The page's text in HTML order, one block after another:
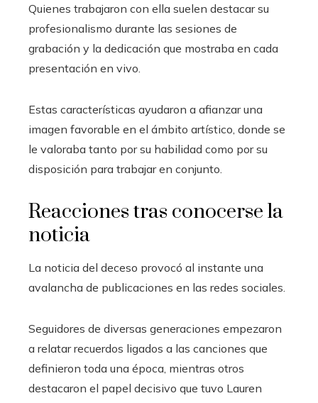
Quienes trabajaron con ella suelen destacar su
profesionalismo durante las sesiones de
grabación y la dedicación que mostraba en cada
presentación en vivo.
Estas características ayudaron a afianzar una
imagen favorable en el ámbito artístico, donde se
le valoraba tanto por su habilidad como por su
disposición para trabajar en conjunto.
Reacciones tras conocerse la
noticia
La noticia del deceso provocó al instante una
avalancha de publicaciones en las redes sociales.
Seguidores de diversas generaciones empezaron
a relatar recuerdos ligados a las canciones que
definieron toda una época, mientras otros
destacaron el papel decisivo que tuvo Lauren